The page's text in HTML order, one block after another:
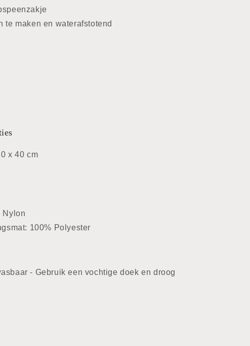
te maken en waterafstotend
x 40 cm
Nylon
100% Polyester
- Gebruik een vochtige doek en droog